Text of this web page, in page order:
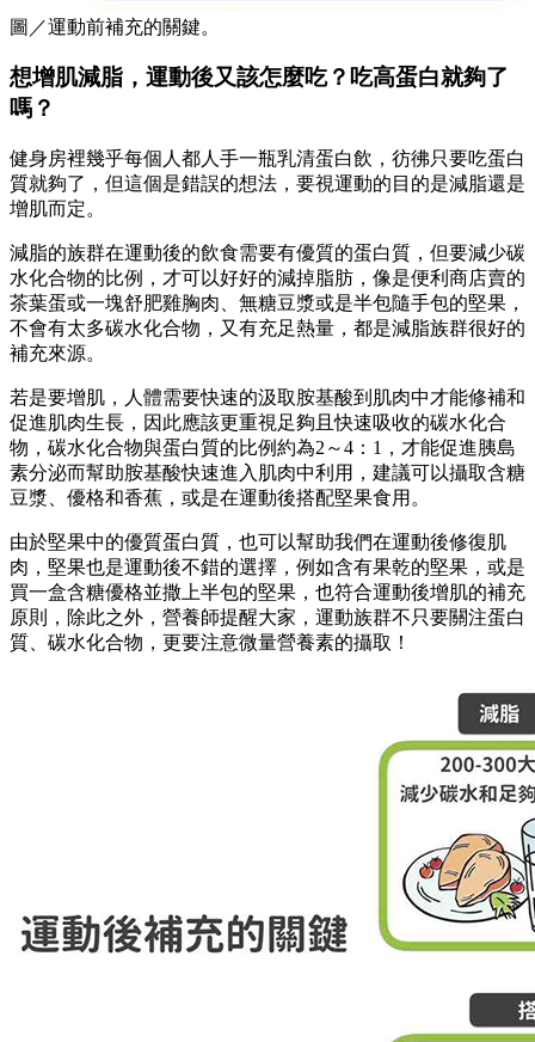
圖／運動前補充的關鍵。
想增肌減脂，運動後又該怎麼吃？吃高蛋白就夠了
嗎？
健身房裡幾乎每個人都人手一瓶乳清蛋白飲，彷彿只要吃蛋白
質就夠了，但這個是錯誤的想法，要視運動的目的是減脂還是
增肌而定。
減脂的族群在運動後的飲食需要有優質的蛋白質，但要減少碳
水化合物的比例，才可以好好的減掉脂肪，像是便利商店賣的
茶葉蛋或一塊舒肥雞胸肉、無糖豆漿或是半包隨手包的堅果，
不會有太多碳水化合物，又有充足熱量，都是減脂族群很好的
補充來源。
若是要增肌，人體需要快速的汲取胺基酸到肌肉中才能修補和
促進肌肉生長，因此應該更重視足夠且快速吸收的碳水化合
物，碳水化合物與蛋白質的比例約為2～4：1，才能促進胰島
素分泌而幫助胺基酸快速進入肌肉中利用，建議可以攝取含糖
豆漿、優格和香蕉，或是在運動後搭配堅果食用。
由於堅果中的優質蛋白質，也可以幫助我們在運動後修復肌
肉，堅果也是運動後不錯的選擇，例如含有果乾的堅果，或是
買一盒含糖優格並撒上半包的堅果，也符合運動後增肌的補充
原則，除此之外，營養師提醒大家，運動族群不只要關注蛋白
質、碳水化合物，更要注意微量營養素的攝取！